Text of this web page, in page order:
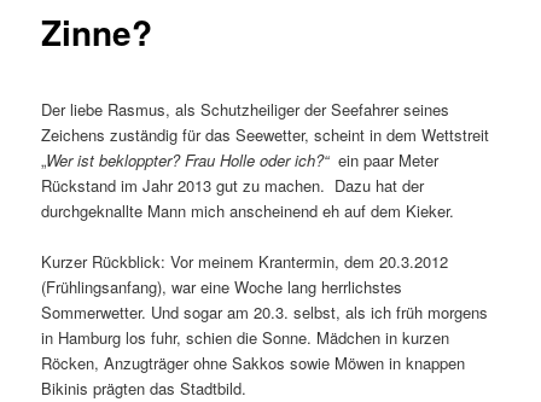
Zinne?
Der liebe Rasmus, als Schutzheiliger der Seefahrer seines
Zeichens zuständig für das Seewetter, scheint in dem Wettstreit
„Wer ist bekloppter? Frau Holle oder ich?“ein paar Meter
Rückstand im Jahr 2013 gut zu machen. Dazu hat der
durchgeknallte Mann mich anscheinend eh auf dem Kieker.
Kurzer Rückblick: Vor meinem Krantermin, dem 20.3.2012
(Frühlingsanfang), war eine Woche lang herrlichstes
Sommerwetter. Und sogar am 20.3. selbst, als ich früh morgens
in Hamburg los fuhr, schien die Sonne. Mädchen in kurzen
Röcken, Anzugträger ohne Sakkos sowie Möwen in knappen
Bikinis prägten das Stadtbild.